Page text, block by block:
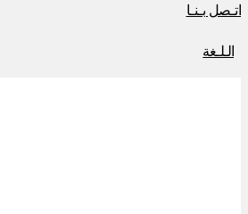
اتـصل بـنـا
الـلـغة